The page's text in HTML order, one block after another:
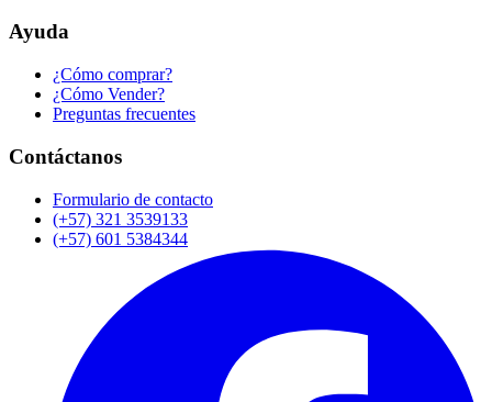
Ayuda
¿Cómo comprar?
¿Cómo Vender?
Preguntas frecuentes
Contáctanos
Formulario de contacto
(+57) 321 3539133
(+57) 601 5384344